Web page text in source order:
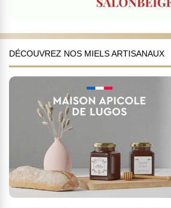
DÉCOUVREZ NOS MIELS ARTISANAUX